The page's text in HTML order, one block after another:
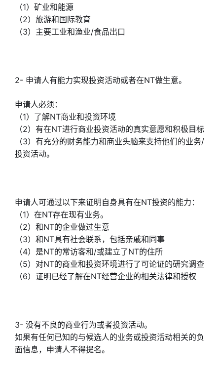
（1）矿业和能源
（2）旅游和国际教育
（3）主要工业和渔业/食品出口
2- 申请人有能力实现投资活动或者在NT做生意。
申请人必须：
（1）了解NT商业和投资环境
（2）有在NT进行商业投资活动的真实意愿和积极目标
（3）有充分的财务能力和商业头脑来支持他们的业务/
投资活动。
申请人可通过以下来证明自身具有在NT投资的能力：
（1）在NT存在现有业务。
（2）和NT的企业做过生意
（3）和NT具有社会联系，包括亲戚和同事
（4）是NT的常访客和/或建立了NT的住所
（5）对NT的商业和投资环境进行了可论证的研究调查
（6）证明已经了解在NT经营企业的相关法律和授权
3- 没有不良的商业行为或者投资活动。
如果有任何已知的与候选人的业务或投资活动相关的负
面信息，申请人不得提名。